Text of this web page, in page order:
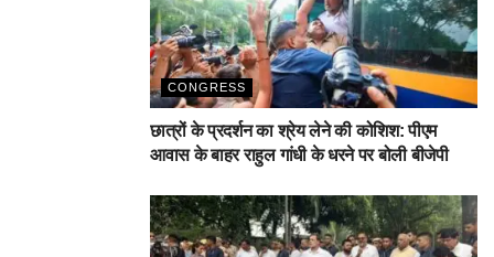
CONGRESS
छात्रों के प्रदर्शन का श्रेय लेने की कोशिश: पीएम
आवास के बाहर राहुल गांधी के धरने पर बोली बीजेपी